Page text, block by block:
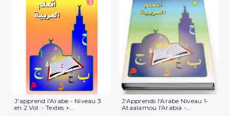
J'apprend l'Arabe - Niveau 3
en 2 Vol. - Textes +...
J'Apprends l'Arabe Niveau 1-
Ataalamou l'Arabia -...